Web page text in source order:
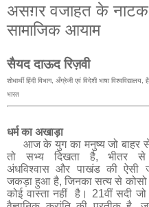
असग़र वजाहत के नाटक
सामाजिक आयाम
सैयद दाऊद रिज़वी
शोधार्थी हिंदी विभाग, अँग्रेजी एवं विदेशी भाषा विश्वविद्यालय,
भारत
धर्मका अखाड़ा
आज के युग का मनुष्य जो बाहर
तो सभ्य दिखता है, भीतर से
अंधविश्वास और पाखंड की ऐसी
जकड़ा हुआ है, जिनका सत्य से
कोई वास्ता नहीं
है। 21वीं सदी